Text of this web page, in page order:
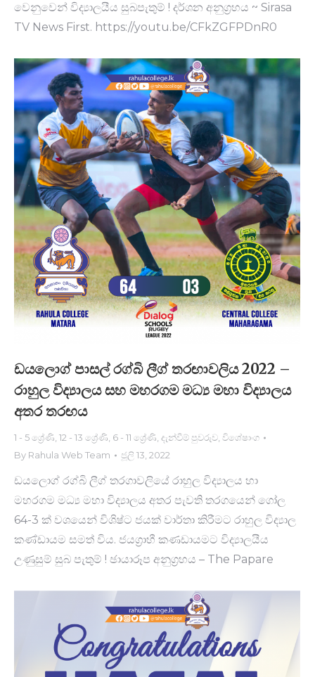
වෙනුවෙන් විද්‍යාලයීය සුබපැතුම් ! දර්ශන අනුග්‍රහය ~ Sirasa
TV News First. https://youtu.be/CFkZGFPDnR0
ඩයලොග් පාසල් රග්බි ලීග් තරඟාවලිය 2022 –
රාහුල විද්‍යාලය සහ මහරගම මධ්‍ය මහා විද්‍යාලය
අතර තරඟය
1 - 5 ශ්‍රේණි 12 - 13 ශ්‍රේණි 6 - 11 ශ්‍රේණි දැන්වීම් පුවරුව විශේෂාංග
By Rahula Web Team ජූලි 13, 2022
ඩයලොග් රග්බි ලීග් තරගාවලියේ රාහුල විද්‍යාලය හා
මහරගම මධ්‍ය මහා විද්‍යාලය අතර පැවති තරගයෙන් ගෝල
64-3 ක් වශයෙන් විශිෂ්​​ට ජයක් වාර්තා කිරීමට රාහුල විද්‍යාල
කණ්ඩායම සමත් විය. ජයග්‍රාහී කණඩායමට විද්‍යාලයීය
උණුසුම් සුබ පැතුම් ! ඡායාරූප අනුග්‍රහය – The Papare